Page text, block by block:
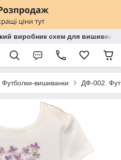
виробник схем для вишивки
Футболки-вишиванки ДФ-002.